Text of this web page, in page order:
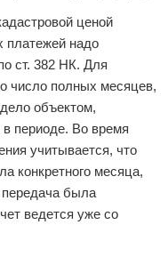
ценой
платежей надо
ст. 382 НК. Для
число полных месяцев,
объектом,
периоде. Во время
учитывается, что
конкретного месяца,
передача была
ведется уже со